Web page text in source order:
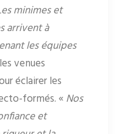
minimes et
arrivent à
les équipes
venues
éclairer les
formés. «Nos
et